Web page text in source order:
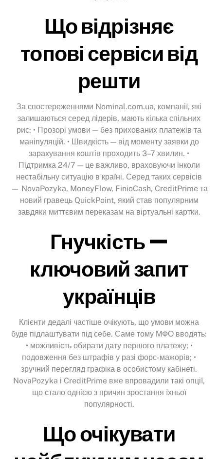
Що відрізняє
топові сервіси від
решти
За спостереженнями Nominal.com.ua, компанії, які
залишаються серед лідерів, мають кілька спільних
рис: • Прозорі умови — без прихованих платежів та
маніпуляцій. • Швидкість — від моменту заявки до
зарахування коштів проходить 3–7 хвилин. •
Підтримка 24/7 — це важливо, враховуючи інколи
нестабільну ситуацію в країні. Серед таких сервісів
— NovaPozyka, MoneyFlow, FinioCash, CreditPrime та
новий гравець QuickPoint, який став популярним
завдяки миттєвим переказам на віртуальні картки.
Гнучкість —
ключовий запит
українців
Клієнти дедалі частіше очікують, що умови можна
буде підлаштувати під себе. Саме тому МФО вводять:
• можливість обирати дату першого платежу; •
подовження без штрафів у разі форс-мажорів; •
зручний перегляд графіка в особистому кабінеті.
NovaPozyka і CreditPrime вже впровадили такі опції,
що стало однією з причин зростання їхньої
популярності.
Що очікувати